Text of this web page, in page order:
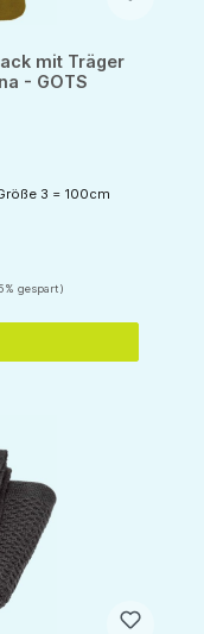
mit Träger
- GOTS
3 = 100cm
gespart)